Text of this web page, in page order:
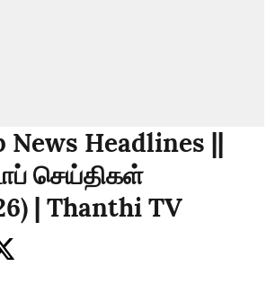
News Headlines ||
செய்திகள்
| Thanthi TV